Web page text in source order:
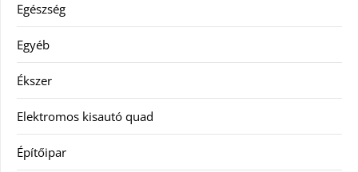
Egészség
Egyéb
Ékszer
Elektromos kisautó quad
Építőipar